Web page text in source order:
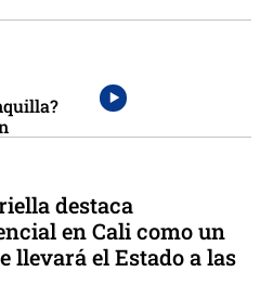
destaca
en Cali como un
llevará el Estado a las